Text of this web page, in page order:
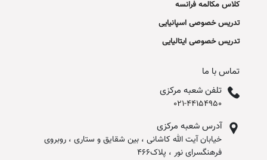
کلاس مکالمه فرانسه
تدریس خصوصی اسپانیایی
تدریس خصوصی ایتالیایی
تماس با ما
تلفن شعبه مرکزی
021-44154950
آدرس شعبه مرکزی
خیابان آیت الله کاشانی ، بین شقایق و ستاری ، روبروی
فرهنگسرای نور ، پلاک466